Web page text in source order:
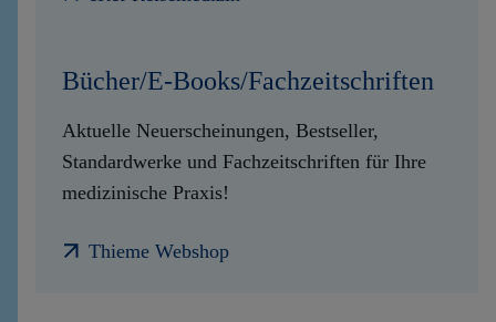
Bücher/E-Books/Fachzeitschriften
Aktuelle Neuerscheinungen, Bestseller,
Standardwerke und Fachzeitschriften für Ihre
medizinische Praxis!
Thieme Webshop